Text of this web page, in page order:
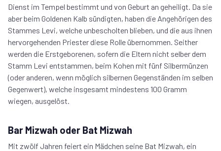
Dienst im Tempel bestimmt und von Geburt an geheiligt. Da sie
aber beim Goldenen Kalb sündigten, haben die Angehörigen des
Stammes Levi, welche unbescholten blieben, und die aus ihnen
hervorgehenden Priester diese Rolle übernommen. Seither
werden die Erstgeborenen, sofern die Eltern nicht selber dem
Stamm Levi entstammen, beim Kohen mit fünf Silbermünzen
(oder anderen, wenn möglich silbernen Gegenständen im selben
Gegenwert), welche insgesamt mindestens 100 Gramm
wiegen, ausgelöst.
Bar Mizwah oder Bat Mizwah
Mit zwölf Jahren feiert ein Mädchen seine Bat Mizwah, ein